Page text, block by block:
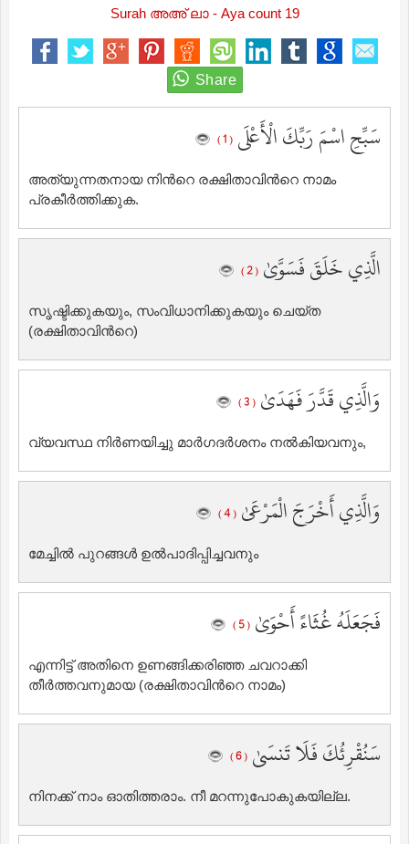
Surah അഅ് ലാ - Aya count 19
سَبِّحِ اسْمَ رَبِّكَ الْأَعْلَى ( 1 )
അത്യുന്നതനായ നിന്‍റെ രക്ഷിതാവിന്‍റെ നാമം
പ്രകീര്‍ത്തിക്കുക.
الَّذِي خَلَقَ فَسَوَّىٰ ( 2 )
സൃഷ്ടിക്കുകയും, സംവിധാനിക്കുകയും ചെയ്ത
(രക്ഷിതാവിന്‍റെ)
وَالَّذِي قَدَّرَ فَهَدَىٰ ( 3 )
വ്യവസ്ഥ നിര്‍ണയിച്ചു മാര്‍ഗദര്‍ശനം നല്‍കിയവനും,
وَالَّذِي أَخْرَجَ الْمَرْعَىٰ ( 4 )
മേച്ചില്‍ പുറങ്ങള്‍ ഉല്‍പാദിപ്പിച്ചവനും
فَجَعَلَهُ غُثَاءً أَحْوَىٰ ( 5 )
എന്നിട്ട് അതിനെ ഉണങ്ങിക്കരിഞ്ഞ ചവറാക്കി
തീര്‍ത്തവനുമായ (രക്ഷിതാവിന്‍റെ നാമം)
سَنُقْرِئُكَ فَلَا تَنسَىٰ ( 6 )
നിനക്ക് നാം ഓതിത്തരാം. നീ മറന്നുപോകുകയില്ല.